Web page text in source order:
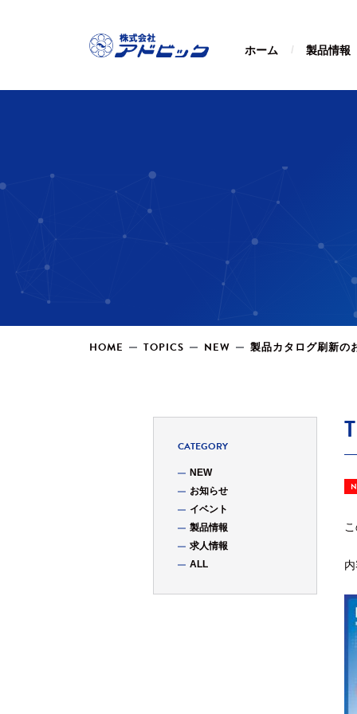
ホーム 製品情報
HOME TOPICS NEW 製品カタログ刷新
CATEGORY
NEW
お知らせ
イベント
製品情報
求人情報
ALL